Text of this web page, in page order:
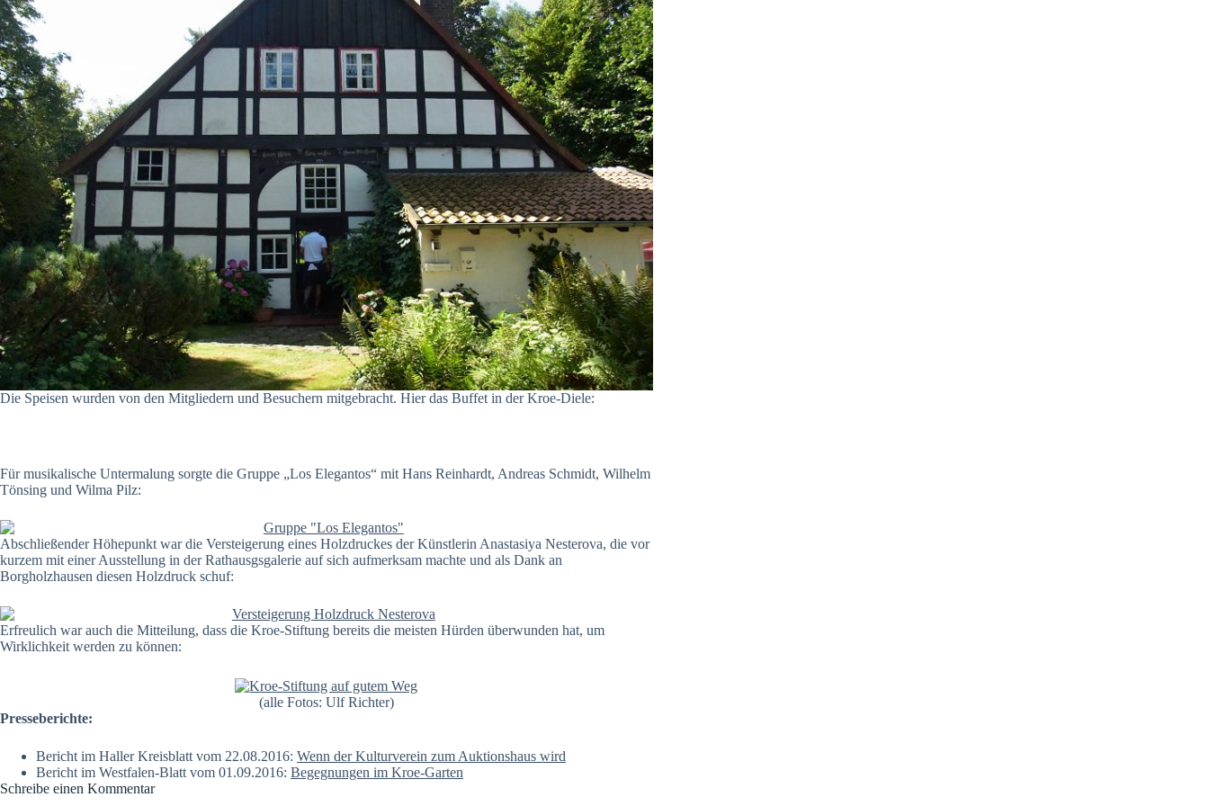
Die Speisen wurden von den Mitgliedern und Besuchern mitgebracht. Hier das Buffet in der Kroe-Diele:
Für musikalische Untermalung sorgte die Gruppe „Los Elegantos“ mit Hans Reinhardt, Andreas Schmidt, Wilhelm
Tönsing und Wilma Pilz:
Abschließender Höhepunkt war die Versteigerung eines Holzdruckes der Künstlerin Anastasiya Nesterova, die vor
kurzem mit einer Ausstellung in der Rathausgsgalerie auf sich aufmerksam machte und als Dank an
Borgholzhausen diesen Holzdruck schuf:
Erfreulich war auch die Mitteilung, dass die Kroe-Stiftung bereits die meisten Hürden überwunden hat, um
Wirklichkeit werden zu können:
(alle Fotos: Ulf Richter)
Presseberichte:
Bericht im Haller Kreisblatt vom 22.08.2016: Wenn der Kulturverein zum Auktionshaus wird
Bericht im Westfalen-Blatt vom 01.09.2016: Begegnungen im Kroe-Garten
Schreibe einen Kommentar